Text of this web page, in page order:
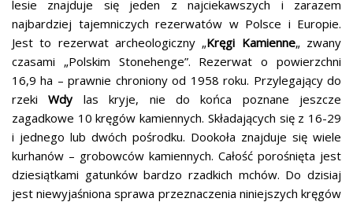
lesie znajduje się jeden z najciekawszych i zarazem
najbardziej tajemniczych rezerwatów w Polsce i Europie.
Jest to rezerwat archeologiczny „Kręgi Kamienne„zwany
czasami „Polskim Stonehenge”. Rezerwat o powierzchni
16,9ha – prawnie chroniony od 1958 roku. Przylegający do
rzekiWdylas kryje, nie do końca poznane jeszcze
zagadkowe 10 kręgów kamiennych. Składających się z 16-29
i jednego lub dwóch pośrodku. Dookoła znajduje się wiele
kurhanów – grobowców kamiennych. Całość porośnięta jest
dziesiątkami gatunków bardzo rzadkich mchów. Do dzisiaj
jest niewyjaśniona sprawa przeznaczenia niniejszych kręgów